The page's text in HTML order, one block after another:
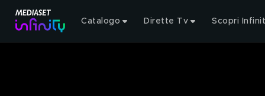
Catalogo Dirette Tv Scopri